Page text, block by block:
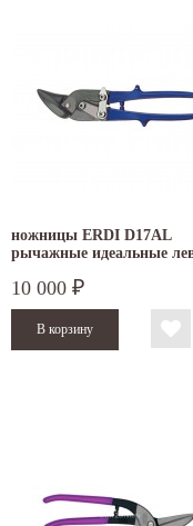
ножницы ERDI D17AL
рычажные идеальные
10 000 ₽